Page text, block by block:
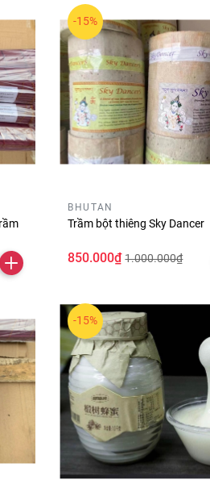
-15%
BHUTAN
Trầm bột thiêng Sky Dancer
850.000₫ 1.000.000₫
-15%